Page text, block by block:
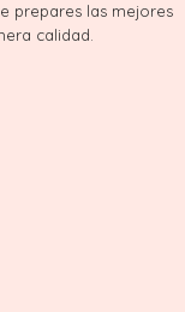
prepares las mejores
calidad.